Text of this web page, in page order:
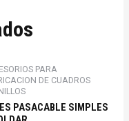
PARA
DE CUADROS
PASACABLE SIMPLES